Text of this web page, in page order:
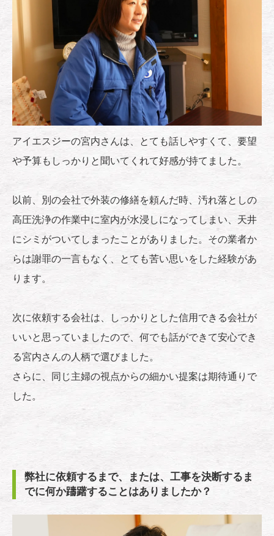
アイエスジーの宮内さんは、とても話しやすくて、要望
や予算もしっかりと聞いてくれて好感が持てました。
以前、別の会社で外装の修繕を頼んだ時、汚れ落としの
高圧洗浄の作業中に室内が水浸しになってしまい、天井
にシミがついてしまったことがありました。その業者か
らは謝罪の一言もなく、とても苦い思いをした経験があ
ります。
次に依頼する会社は、しっかりとした信用できる会社が
いいと思っていましたので、何でも話ができて安心でき
る宮内さんの人柄で選びました。
さらに、同じ主婦の視点からの細かい提案は期待通りで
した。
弊社に依頼するまで、または、工事を決断するま
でに何か躊躇することはありましたか？